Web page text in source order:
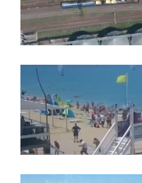
Трамп запретил "родильный
туризм" в США
стрельбы в школеВИДЕО
310 баллов ЕГЭ — и без
бюджета: почему отличники
не смогли поступить в
топовые вузы
Раскрыта схема массовой
атаки БПЛА ВСУ на Россию
дней, чтобы добром вернуть